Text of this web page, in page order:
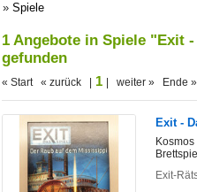
» Spiele
1 Angebote in Spiele "Exit
gefunden
« Start « zurück | 1 | weiter » Ende »
Exit -
Exit-